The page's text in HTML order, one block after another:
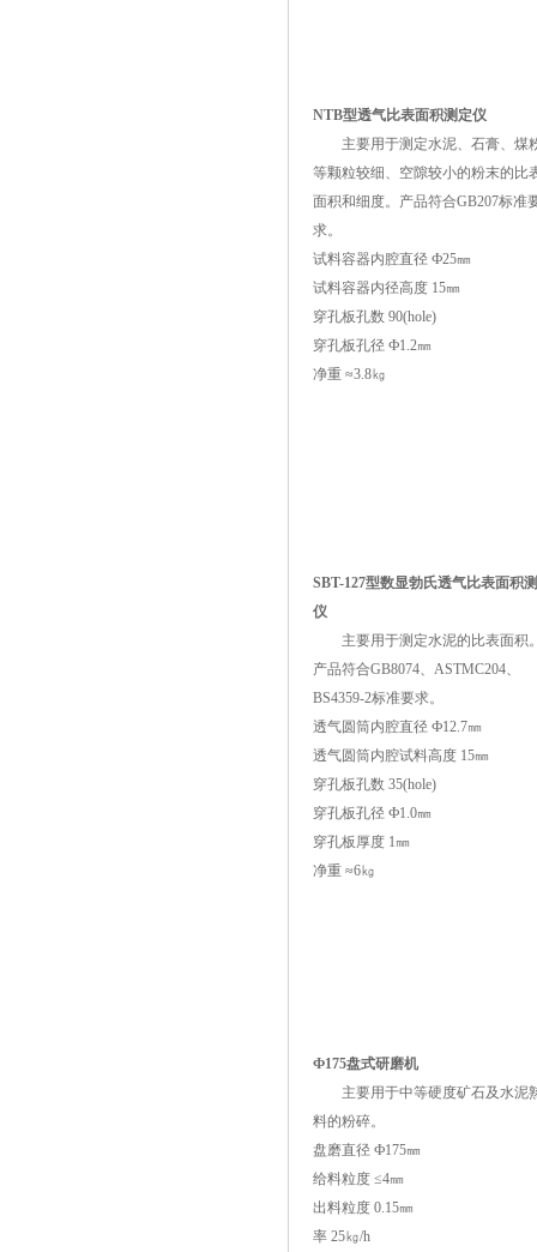
NTB型透气比表面积测定仪
主要用于测定水泥、石膏、煤
等颗粒较细、空隙较小的粉末的比
面积和细度。产品符合GB207标准
求。
试料容器内腔直径 Ф25㎜
试料容器内径高度 15㎜
穿孔板孔数 90(hole)
穿孔板孔径 Ф1.2㎜
净重 ≈3.8㎏
SBT-127型数显勃氏透气比表面积
仪
主要用于测定水泥的比表面积
产品符合GB8074、ASTMC204、
BS4359-2标准要求。
透气圆筒内腔直径 Ф12.7㎜
透气圆筒内腔试料高度 15㎜
穿孔板孔数 35(hole)
穿孔板孔径 Ф1.0㎜
穿孔板厚度 1㎜
净重 ≈6㎏
Ф175盘式研磨机
主要用于中等硬度矿石及水泥
料的粉碎。
盘磨直径 Ф175㎜
给料粒度 ≤4㎜
出料粒度 0.15㎜
率 25㎏/h